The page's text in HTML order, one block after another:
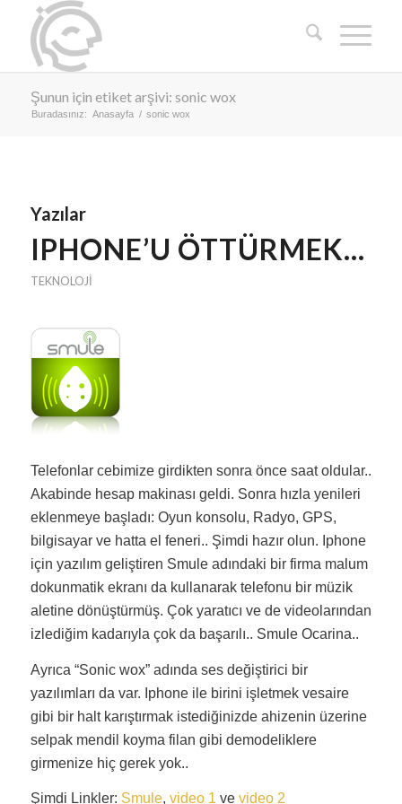
Şunun için etiket arşivi: sonic wox
Buradasınız: Anasayfa / sonic wox
Yazılar
IPHONE’U ÖTTÜRMEK…
TEKNOLOJI
Telefonlar cebimize girdikten sonra önce saat oldular..
Akabinde hesap makinası geldi. Sonra hızla yenileri
eklenmeye başladı: Oyun konsolu, Radyo, GPS,
bilgisayar ve hatta el feneri.. Şimdi hazır olun. Iphone
için yazılım geliştiren Smule adındaki bir firma malum
dokunmatik ekranı da kullanarak telefonu bir müzik
aletine dönüştürmüş. Çok yaratıcı ve de videolarından
izlediğim kadarıyla çok da başarılı.. Smule Ocarina..
Ayrıca “Sonic wox” adında ses değiştirici bir
yazılımları da var. Iphone ile birini işletmek vesaire
gibi bir halt karıştırmak istediğinizde ahizenin üzerine
selpak mendil koyma filan gibi demodeliklere
girmenize hiç gerek yok..
Şimdi Linkler: Smule, video 1 ve video 2